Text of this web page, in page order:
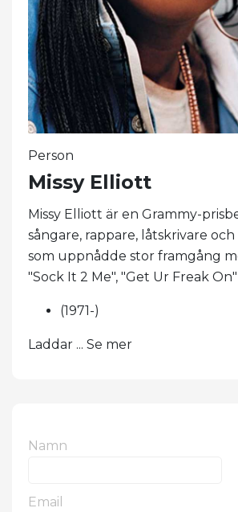
Person
Missy Elliott
Missy Elliott är en Grammy-
sångare, rappare, låtskrivare
som uppnådde stor framgång
"Sock It 2 ​​Me", "Get Ur Freak
(1971-)
Laddar ... Se mer
Namn
Email